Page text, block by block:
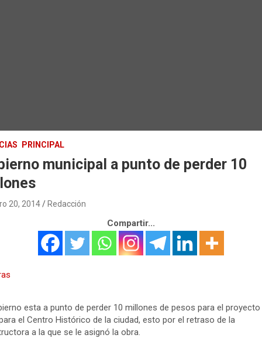
PRINCIPAL
municipal a punto de perder 10
20, 2014 Redacción
Compartir...
esta a punto de perder 10 millones de pesos para el proyecto
el Centro Histórico de la ciudad, esto por el retraso de la
a la que se le asignó la obra.